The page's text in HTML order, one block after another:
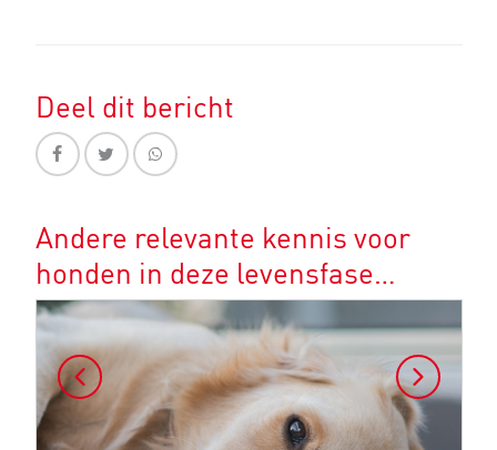
Deel dit bericht
Andere relevante kennis voor
honden in deze levensfase…